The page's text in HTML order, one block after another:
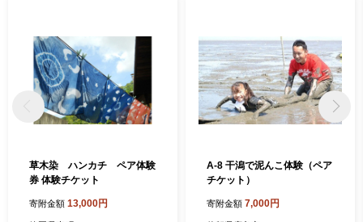
草木染 ハンカチ ペア体験
券 体験チケット
寄附金額 13,000円
A-8 干潟で泥んこ体験（ペア
チケット）
寄附金額 7,000円